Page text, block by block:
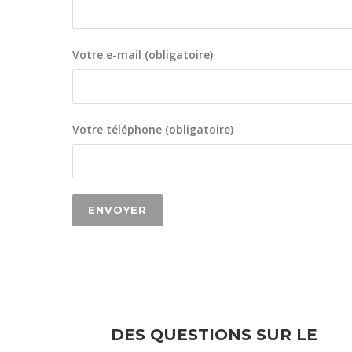
Votre e-mail (obligatoire)
Votre téléphone (obligatoire)
DES QUESTIONS SUR LE